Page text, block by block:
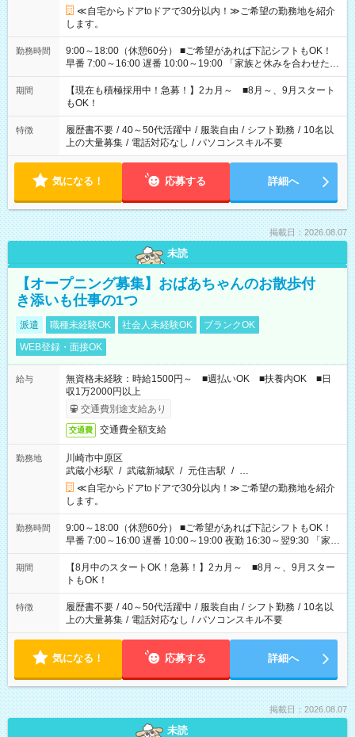
≪自宅からドアtoドアで30分以内！≫ご希望の勤務地を紹介
します。
勤務時間
9:00～18:00（休憩60分） ■ご希望があれば下記シフトもOK！
早番 7:00～16:00 遅番 10:00～19:00 「家族と休みを合わせた
い」 「余裕を持って夕飯の準備がしたい」 「できれば残業はし
たくない」 など、ご希望を教えてくださいね。 ※Wワーク希望
の方へ 今ご覧のお仕事で希望する勤務時間と、もう1つのお仕事
の勤務時間。 合計で週40時間を超える場合は応募できません。
期間
【現在も積極採用中！急募！】2カ月～ ■8月～、9月スタート
もOK！
特徴 履歴書不要 / 40～50代活躍中 / 服装自由 / シフト勤務 / 10名以
上の大量募集 / 電話対応なし / パソコンスキル不要
気になる！ 応募する 詳細へ
掲載日：2026.08.07
未読
【オープニング募集】おばあちゃんのお散歩付
き添いも仕事の1つ
派遣 職種未経験OK 社会人未経験OK
ブランクOK
WEB登録・面接OK
給与
無資格未経験：時給1500円～ ■週払いOK ■扶養内OK ■日
収1万2000円以上
交通費別途支給あり
交通費 交通費全額支給
勤務地
川崎市中原区
武蔵小杉駅 / 武蔵新城駅 / 元住吉駅 / …
≪自宅からドアtoドアで30分以内！≫ご希望の勤務地を紹介
します。
勤務時間
9:00～18:00（休憩60分） ■ご希望があれば下記シフトもOK！
早番 7:00～16:00 遅番 10:00～19:00 夜勤 16:30～翌9:30 「家族
と休みを合わせたい」 「余裕を持って夕飯の準備がしたい」
「できれば残業はしたくない」 など、ご希望を教えてください
ね。 ※Wワーク希望の方へ 今ご覧のお仕事で希望する勤務時間
と、もう1つのお仕事の勤務時間。 合計で週40時間を超える場
合は応募できません。
期間
【8月中のスタートOK！急募！】2カ月～ ■8月～、9月スター
トもOK！
特徴 履歴書不要 / 40～50代活躍中 / 服装自由 / シフト勤務 / 10名以
上の大量募集 / 電話対応なし / パソコンスキル不要
気になる！ 応募する 詳細へ
掲載日：2026.08.07
未読